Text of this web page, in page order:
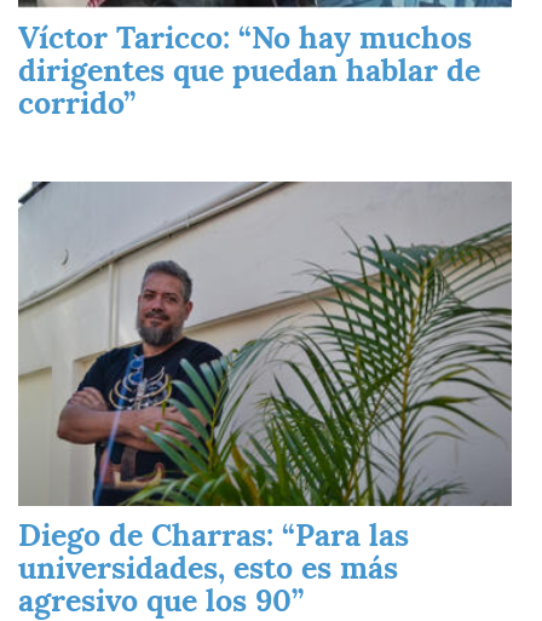
Víctor Taricco: “No hay muchos
dirigentes que puedan hablar de
corrido”
Imagen
Diego de Charras: “Para las
universidades, esto es más
agresivo que los 90”